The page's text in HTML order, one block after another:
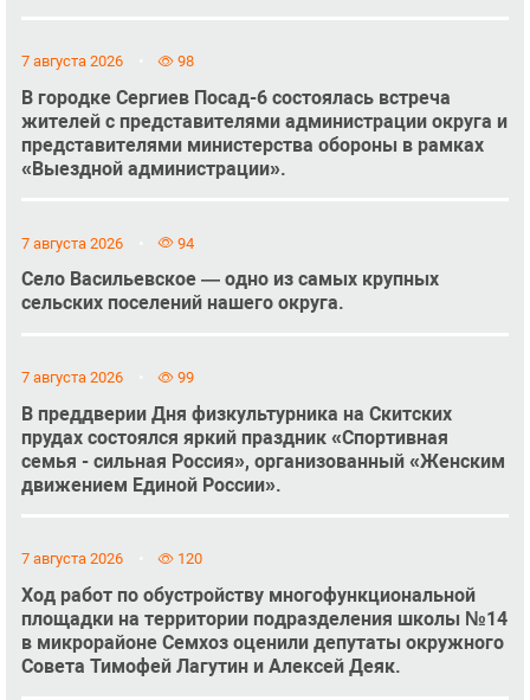
7 августа 2026 98
В городке Сергиев Посад-6 состоялась встреча
жителей с представителями администрации округа и
представителями министерства обороны в рамках
«Выездной администрации».
7 августа 2026 94
Село Васильевское — одно из самых крупных
сельских поселений нашего округа.
7 августа 2026 99
В преддверии Дня физкультурника на Скитских
прудах состоялся яркий праздник «Спортивная
семья - сильная Россия», организованный «Женским
движением Единой России».
7 августа 2026 120
Ход работ по обустройству многофункциональной
площадки на территории подразделения школы №14
в микрорайоне Семхоз оценили депутаты окружного
Совета Тимофей Лагутин и Алексей Деяк.